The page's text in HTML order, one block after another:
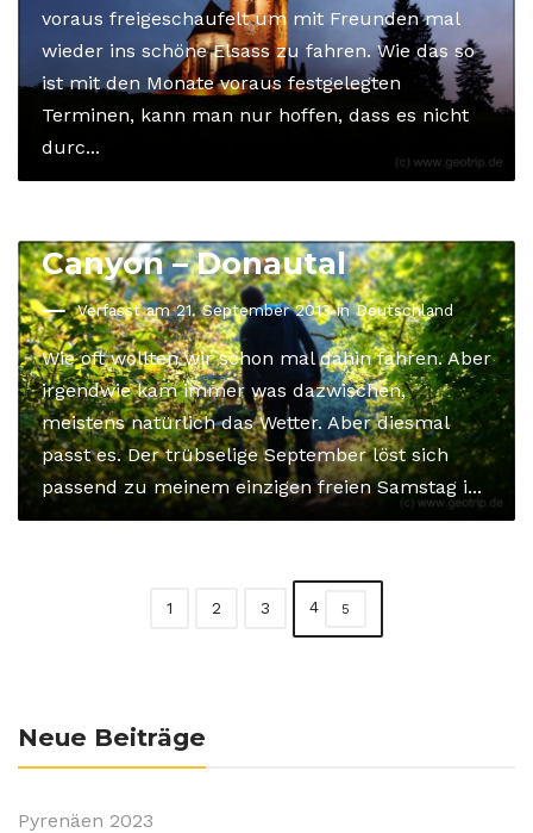
voraus freigeschaufelt um mit Freunden mal
wieder ins schöne Elsass zu fahren. Wie das so
ist mit den Monate voraus festgelegten
Terminen, kann man nur hoffen, dass es nicht
durc...
Canyon – Donautal
Verfasst am 21. September 2013 inDeutschland
Wie oft wollten wir schon mal dahin fahren. Aber
irgendwie kam immer was dazwischen,
meistens natürlich das Wetter. Aber diesmal
passt es. Der trübselige September löst sich
passend zu meinem einzigen freien Samstag i...
1 2 3 4 5
Neue Beiträge
Pyrenäen 2023